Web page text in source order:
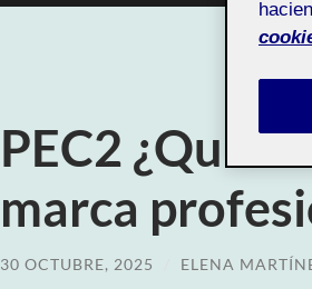
PEC2
marca
30 OCTUBRE, 2025 ELENA